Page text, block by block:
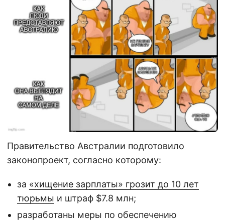
Правительство Австралии подготовило
законопроект, согласно которому:
за «хищение зарплаты» грозит до 10 лет
тюрьмы и штраф $7.8 млн;
разработаны меры по обеспечению